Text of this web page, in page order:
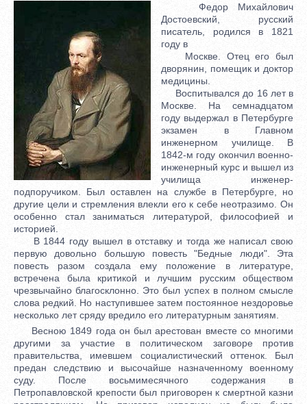
Федор Михайлович
Достоевский, русский
писатель, родился в 1821
году в
Москве. Отец его был
дворянин, помещик и доктор
медицины.
Воспитывался до 16 лет в
Москве. На семнадцатом
году выдержал в Петербурге
экзамен в Главном
инженерном училище. В
1842-м году окончил военно-
инженерный курс и вышел из
училища инженер-
подпоручиком. Был оставлен на службе в Петербурге, но
другие цели и стремления влекли его к себе неотразимо. Он
особенно стал заниматься литературой, философией и
историей.
В 1844 году вышел в отставку и тогда же написал свою
первую довольно большую повесть "Бедные люди". Эта
повесть разом создала ему положение в литературе,
встречена была критикой и лучшим русским обществом
чрезвычайно благосклонно. Это был успех в полном смысле
слова редкий. Но наступившее затем постоянное нездоровье
несколько лет сряду вредило его литературным занятиям.
Весною 1849 года он был арестован вместе со многими
другими за участие в политическом заговоре против
правительства, имевшем социалистический оттенок. Был
предан следствию и высочайше назначенному военному
суду. После восьмимесячного содержания в
Петропавловской крепости был приговорен к смертной казни